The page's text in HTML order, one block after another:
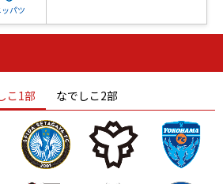
ッパツ
古屋
石人の星
静岡 愛媛Ｌ
こ1部 なでしこ2部